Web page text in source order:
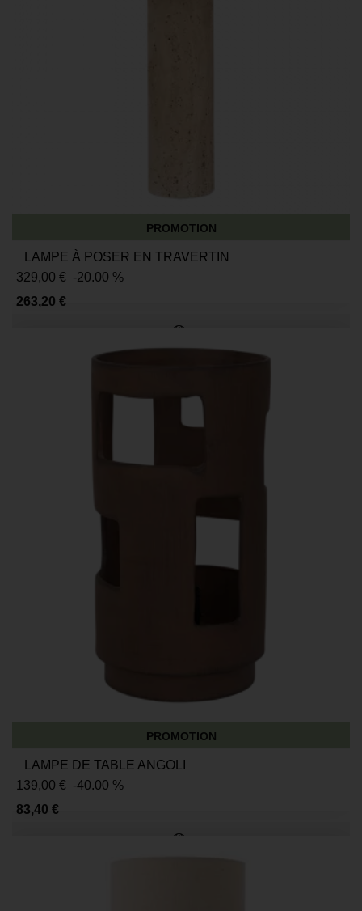
PROMOTION
LAMPE À POSER EN TRAVERTIN
329,00 € -20.00 %
263,20 €
PROMOTION
LAMPE DE TABLE ANGOLI
139,00 € -40.00 %
83,40 €